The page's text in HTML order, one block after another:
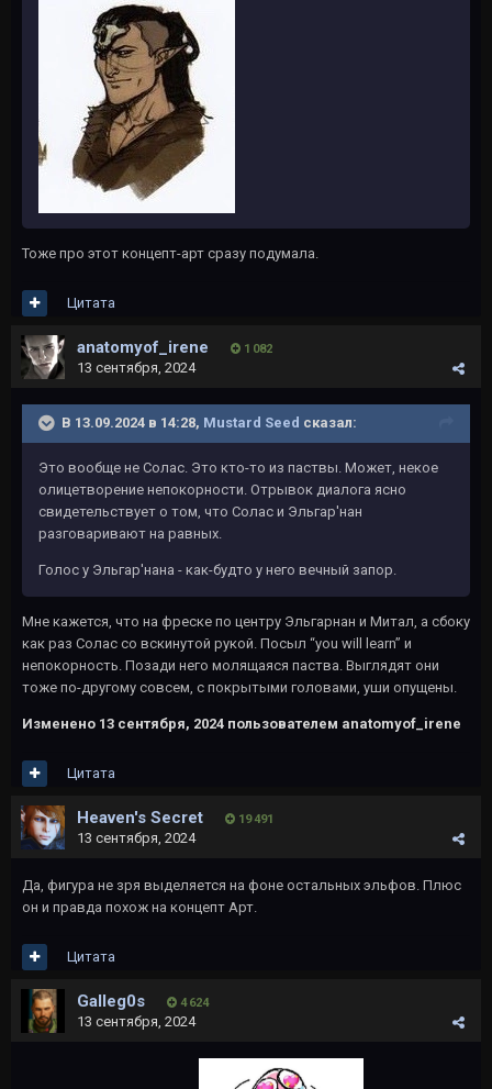
Тоже про этот концепт-арт сразу подумала.
Цитата
anatomyof_irene 1 082
13 сентября, 2024
В 13.09.2024 в 14:28, Mustard Seed сказал:
Это вообще не Солас. Это кто-то из паствы. Может, некое
олицетворение непокорности. Отрывок диалога ясно
свидетельствует о том, что Солас и Эльгар'нан
разговаривают на равных.
Голос у Эльгар'нана - как-будто у него вечный запор.
Мне кажется, что на фреске по центру Эльгарнан и Митал, а сбоку
как раз Солас со вскинутой рукой. Посыл “you will learn” и
непокорность. Позади него молящаяся паства. Выглядят они
тоже по-другому совсем, с покрытыми головами, уши опущены.
Изменено 13 сентября, 2024 пользователем anatomyof_irene
Цитата
Heaven's Secret 19 491
13 сентября, 2024
Да, фигура не зря выделяется на фоне остальных эльфов. Плюс
он и правда похож на концепт Арт.
Цитата
Galleg0s 4 624
13 сентября, 2024